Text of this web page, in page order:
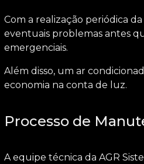
Com a realização periódica
eventuais problemas antes
emergenciais.
Além disso, um ar
economia na conta de luz.
Processo de
A equipe técnica da AGR